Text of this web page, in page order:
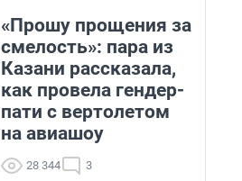
«Прошу прощения за
смелость»: пара из
Казани рассказала,
как провела гендер-
пати с вертолетом
на авиашоу
28 344 3